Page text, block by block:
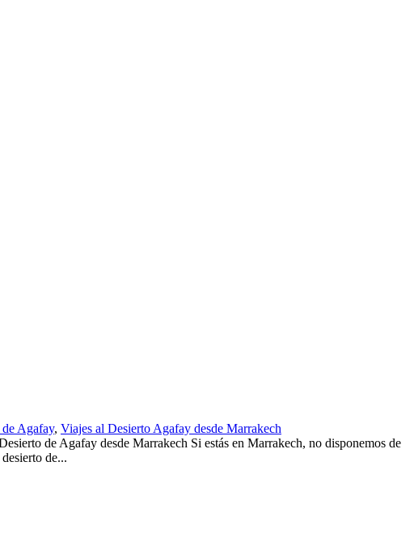
Agafay, Viajes al Desierto Agafay desde Marrakech
de Agafay desde Marrakech Si estás en Marrakech, no disponemos de
de...